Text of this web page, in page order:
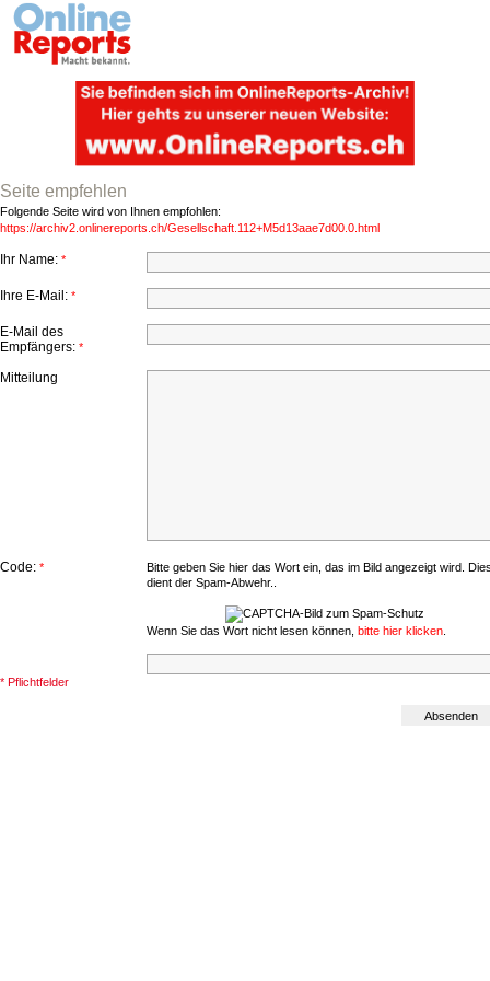
Seite empfehlen
Folgende Seite wird von Ihnen empfohlen:
https://archiv2.onlinereports.ch/Gesellschaft.112+M5d13aae7d00.0.html
Ihr Name: *
Ihre E-Mail: *
E-Mail des
Empfängers: *
Mitteilung
Code: *
Bitte geben Sie hier das Wort ein, das im Bild angezeigt wird.
dient der Spam-Abwehr..
Wenn Sie das Wort nicht lesen können, bitte hier klicken
* Pflichtfelder